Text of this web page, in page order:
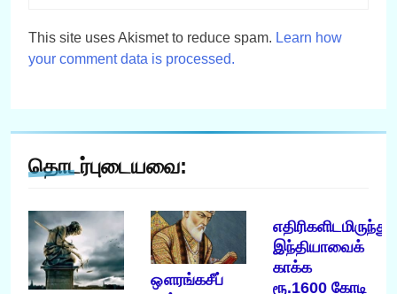
This site uses Akismet to reduce spam. Learn how
your comment data is processed.
தொடர்புடையவை:
ஔரங்கசீப்
எதிரிகளிடமிருந்து
இந்தியாவைக்
காக்க
ரூ.1600 கோடி